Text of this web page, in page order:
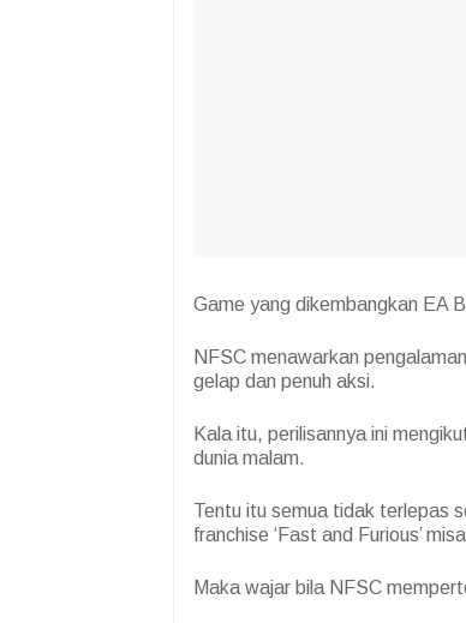
Game yang dikembangkan EA
NFSC menawarkan
gelap dan penuh aksi.
Kala itu, perilisannya ini
dunia malam.
Tentu itu semua tidak terlepas
franchise ‘Fast and Furious’
Maka wajar bila NFSC